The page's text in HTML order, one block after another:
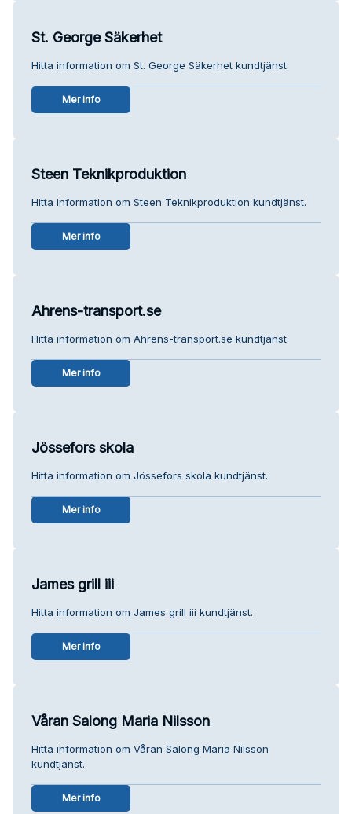
St. George Säkerhet
Hitta information om St. George Säkerhet kundtjänst.
Mer info
Steen Teknikproduktion
Hitta information om Steen Teknikproduktion kundtjänst.
Mer info
Ahrens-transport.se
Hitta information om Ahrens-transport.se kundtjänst.
Mer info
Jössefors skola
Hitta information om Jössefors skola kundtjänst.
Mer info
James grill iii
Hitta information om James grill iii kundtjänst.
Mer info
Våran Salong Maria Nilsson
Hitta information om Våran Salong Maria Nilsson
kundtjänst.
Mer info